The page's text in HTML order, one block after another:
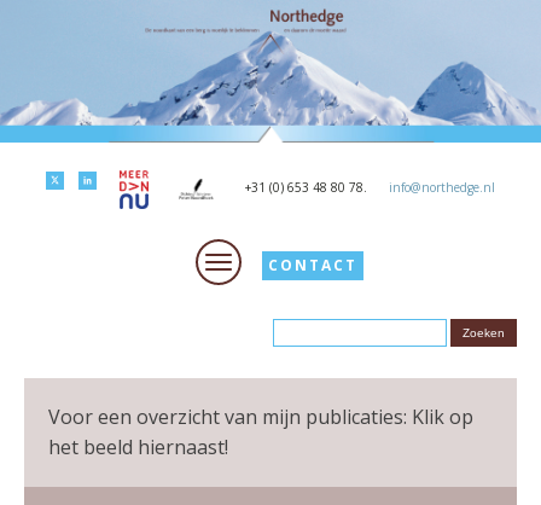
+31 (0) 653 48 80 78. info@northedge.nl
CONTACT
Voor een overzicht van mijn publicaties: Klik op
het beeld hiernaast!